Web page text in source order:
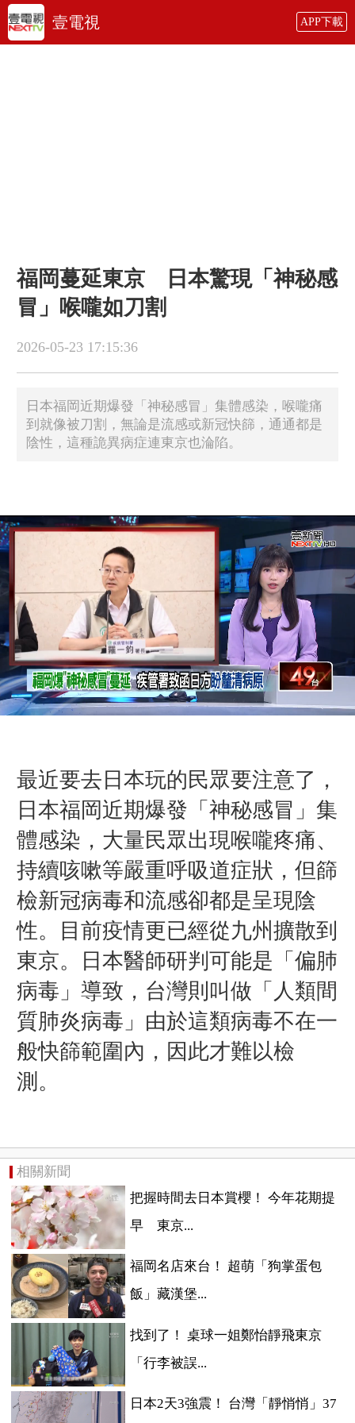
壹電視 APP下載
福岡蔓延東京 日本驚現「神秘感
冒」喉嚨如刀割
2026-05-23 17:15:36
​日本福岡近期爆發「神秘感冒」集體感染，喉嚨痛
到就像被刀割，無論是流感或新冠快篩，通通都是
陰性，這種詭異病症連東京也淪陷。
最近要去日本玩的民眾要注意了，
日本福岡近期爆發「神秘感冒」集
體感染，大量民眾出現喉嚨疼痛、
持續咳嗽等嚴重呼吸道症狀，但篩
檢新冠病毒和流感卻都是呈現陰
性。目前疫情更已經從九州擴散到
東京。
日本醫師研判可能是「偏肺
病毒」導致，台灣則叫做「人類間
質肺炎病毒」由於這類病毒不在一
般快篩範圍內，因此才難以檢
測。
相關新聞
把握時間去日本賞櫻！ 今年花期提
早 東京...
福岡名店來台！ 超萌「狗掌蛋包
飯」藏漢堡...
找到了！ 桌球一姐鄭怡靜飛東京
「行李被誤...
日本2天3強震！ 台灣「靜悄悄」37